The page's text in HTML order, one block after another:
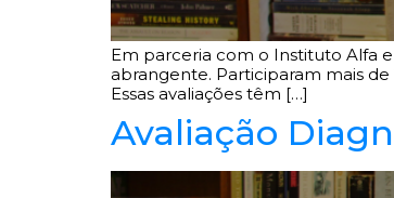
Em parceria com o Instituto Alfa
abrangente. Participaram mais de
Essas avaliações têm […]
Avaliação